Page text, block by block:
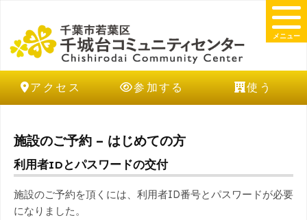
アクセス 参加する 使う
メニュー
施設のご予約 – はじめての方
利用者IDとパスワードの交付
施設のご予約を頂くには、利用者ID番号とパスワードが必要
になりました。